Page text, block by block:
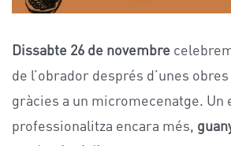
Dissabte 26 de novembre
de l’obrador després d’unes
gràcies a un micromecenatge. Un
professionalitza encara més,